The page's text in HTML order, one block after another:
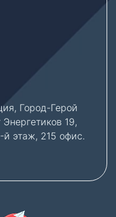
Город-Герой
19,
й этаж, 215 офис.